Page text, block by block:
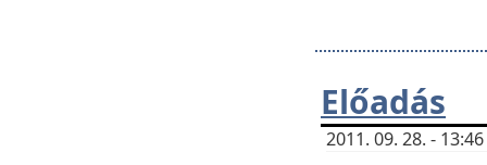
Előadás
2011. 09. 28. -